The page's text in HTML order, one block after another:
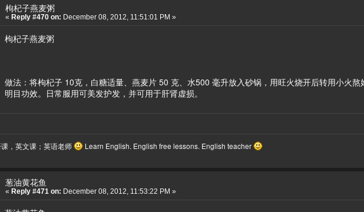
枸杞子燕麦粥
« Reply #470 on: December 08, 2012, 11:51:01 PM »
枸杞子燕麦粥
做法：将枸杞子 10克，白糖适量、燕麦片 50 克、水500 毫升放入砂锅，用旺火烧开后转用小火
明目功效。日常服用可美发护发，并可用于肝肾虚损。
，英文课；英语老师 Learn English. English free lessons. English teacher
葱油黄花鱼
« Reply #471 on: December 08, 2012, 11:53:22 PM »